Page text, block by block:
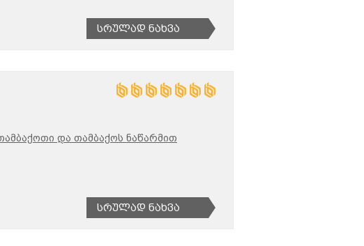
Სრულად Ნახვა
და თამბაქოს ნაწარმით
Სრულად Ნახვა